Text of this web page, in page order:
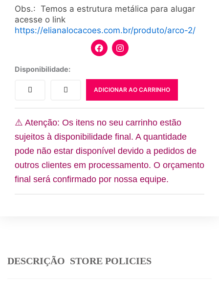
Obs.: Temos a estrutura metálica para alugar
acesse o link
https://elianalocacoes.com.br/produto/arco-2/
F
a
o
k
I
n
r
a
m
Disponibilidade:
para
arco
BODAS
PRATA
25
ANOS
quantidade
ADICIONAR AO CARRINHO
⚠️ Atenção: Os itens no seu carrinho estão
sujeitos à disponibilidade final. A quantidade
pode não estar disponível devido a pedidos de
outros clientes em processamento. O orçamento
final será confirmado por nossa equipe.
DESCRIÇÃO STORE POLICIES